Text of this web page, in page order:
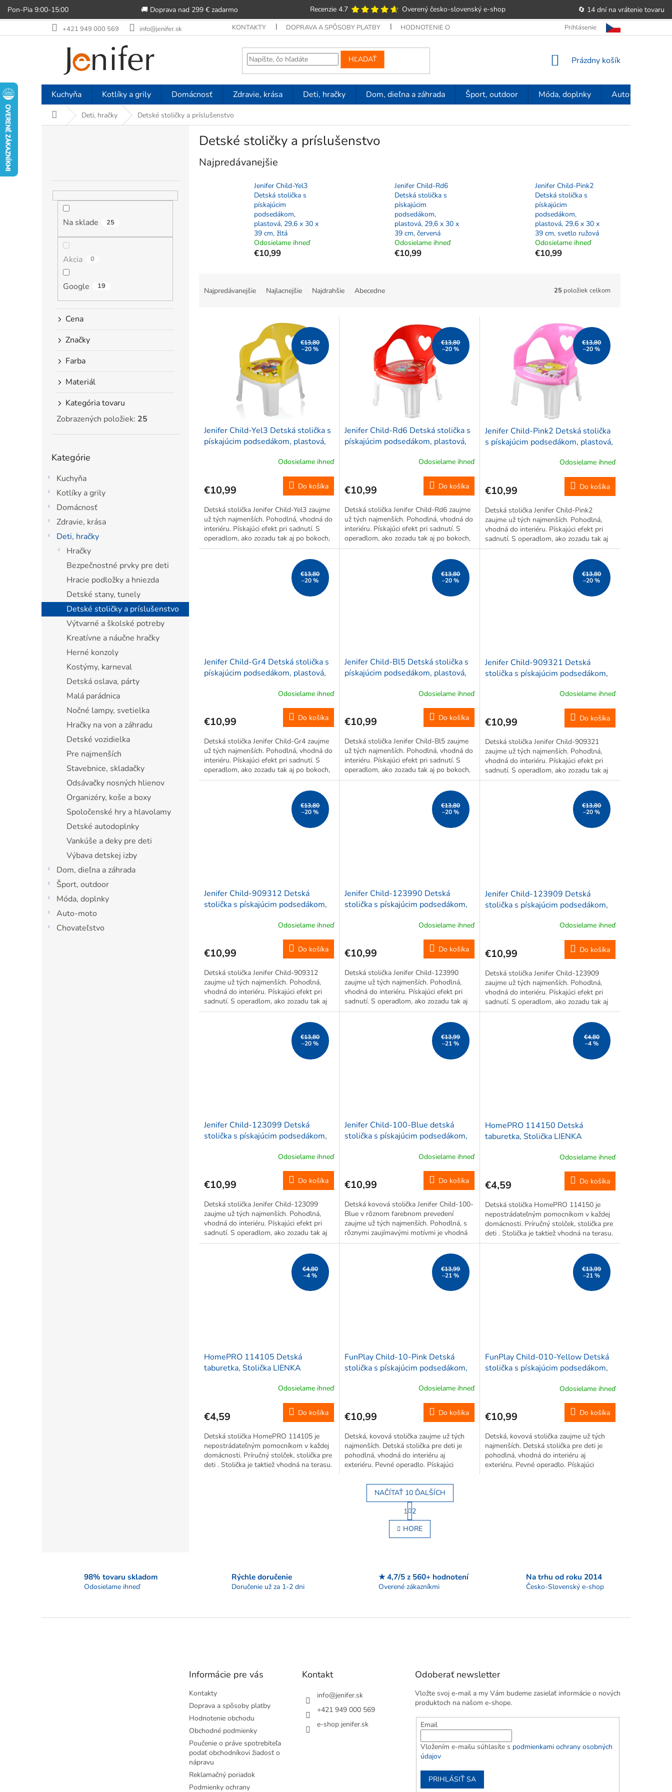
Pon-Pia 9:00-15:00 🚚 Doprava nad 299 € zadarmo Recenzie 4.7 Overený česko-slovenský e‑shop
🔄 14 dní na vrátenie tovaru
na
+421 949 000 569 info@jenifer.sk KONTAKTY DOPRAVA A SPÔSOBY PLATBY HODNOTENIE OBCHODU OBCHODNÉ PODMIENKY POUČENIE O PRÁVE
Prihlásenie
HĽADAŤ
NÁKUPNÝ
Prázdny košík
Kuchyňa Kotlíky a grily Domácnosť Zdravie, krása Deti, hračky Dom, dieľna a záhrada Šport, outdoor Móda, doplnky Auto-moto
DomovDeti, hračky Detské stoličky a príslušenstvo
Na sklade 25
Akcia 0
Google 19
Cena
Značky
Farba
Materiál
Kategória tovaru
Zobrazených položiek: 25
kategórie
Kategórie
Kuchyňa
Kotlíky a grily
Domácnosť
Zdravie, krása
Deti, hračky
Hračky
Bezpečnostné prvky pre deti
Hracie podložky a hniezda
Detské stany, tunely
Detské stoličky a príslušenstvo
Výtvarné a školské potreby
Kreatívne a náučne hračky
Herné konzoly
Kostýmy, karneval
Detská oslava, párty
Malá parádnica
Nočné lampy, svetielka
Hračky na von a záhradu
Detské vozidielka
Pre najmenších
Stavebnice, skladačky
Odsávačky nosných hlienov
Organizéry, koše a boxy
Spoločenské hry a hlavolamy
Detské autodoplnky
Vankúše a deky pre deti
Výbava detskej izby
Dom, dieľna a záhrada
Šport, outdoor
Móda, doplnky
Auto-moto
Chovateľstvo
Detské stoličky a príslušenstvo
Najpredávanejšie
Jenifer Child-Yel3
Detská stolička s
pískajúcim
podsedákom,
plastová, 29,6 x 30 x
39 cm, žltá
Odosielame ihneď
€10,99
Jenifer Child-Rd6
Detská stolička s
pískajúcim
podsedákom,
plastová, 29,6 x 30 x
39 cm, červená
Odosielame ihneď
€10,99
Jenifer Child-Pink2
Detská stolička s
pískajúcim
podsedákom,
plastová, 29,6 x 30 x
39 cm, svetlo ružová
Odosielame ihneď
€10,99
Najpredávanejšie Najlacnejšie Najdrahšie Abecedne 25 položiek celkom
€13,80
–20 %
Jenifer Child-Yel3 Detská stolička s
pískajúcim podsedákom, plastová,
Odosielame ihneď
€10,99 Do košíka
Detská stolička Jenifer Child-Yel3 zaujme
už tých najmenších. Pohodlná, vhodná do
interiéru. Pískajúci efekt pri sadnutí. S
operadlom, ako zozadu tak aj po bokoch,
takže predídete nechceným pádom.
€13,80
–20 %
Jenifer Child-Rd6 Detská stolička s
pískajúcim podsedákom, plastová,
Odosielame ihneď
€10,99 Do košíka
Detská stolička Jenifer Child-Rd6 zaujme
už tých najmenších. Pohodlná, vhodná do
interiéru. Pískajúci efekt pri sadnutí. S
operadlom, ako zozadu tak aj po bokoch,
takže predídete nechceným pádom.
€13,80
–20 %
Jenifer Child-Pink2 Detská stolička
s pískajúcim podsedákom, plastová,
Odosielame ihneď
€10,99 Do košíka
Detská stolička Jenifer Child-Pink2
zaujme už tých najmenších. Pohodlná,
vhodná do interiéru. Pískajúci efekt pri
sadnutí. S operadlom, ako zozadu tak aj
po bokoch, takže predídete nechceným
pádom. *Motív na obrázku je len...
€13,80
–20 %
Jenifer Child-Gr4 Detská stolička s
pískajúcim podsedákom, plastová,
Odosielame ihneď
€10,99 Do košíka
Detská stolička Jenifer Child-Gr4 zaujme
už tých najmenších. Pohodlná, vhodná do
interiéru. Pískajúci efekt pri sadnutí. S
operadlom, ako zozadu tak aj po bokoch,
takže predídete nechceným pádom.
€13,80
–20 %
Jenifer Child-Bl5 Detská stolička s
pískajúcim podsedákom, plastová,
Odosielame ihneď
€10,99 Do košíka
Detská stolička Jenifer Child-Bl5 zaujme
už tých najmenších. Pohodlná, vhodná do
interiéru. Pískajúci efekt pri sadnutí. S
operadlom, ako zozadu tak aj po bokoch,
takže predídete nechceným pádom.
€13,80
–20 %
Jenifer Child-909321 Detská
stolička s pískajúcim podsedákom,
Odosielame ihneď
€10,99 Do košíka
Detská stolička Jenifer Child-909321
zaujme už tých najmenších. Pohodlná,
vhodná do interiéru. Pískajúci efekt pri
sadnutí. S operadlom, ako zozadu tak aj
po bokoch, takže predídete nechceným
pádom. *Motív na obrázku je len...
€13,80
–20 %
Jenifer Child-909312 Detská
stolička s pískajúcim podsedákom,
Odosielame ihneď
€10,99 Do košíka
Detská stolička Jenifer Child-909312
zaujme už tých najmenších. Pohodlná,
vhodná do interiéru. Pískajúci efekt pri
sadnutí. S operadlom, ako zozadu tak aj
po bokoch, takže predídete nechceným
pádom. *Motív na obrázku je len...
€13,80
–20 %
Jenifer Child-123990 Detská
stolička s pískajúcim podsedákom,
Odosielame ihneď
€10,99 Do košíka
Detská stolička Jenifer Child-123990
zaujme už tých najmenších. Pohodlná,
vhodná do interiéru. Pískajúci efekt pri
sadnutí. S operadlom, ako zozadu tak aj
po bokoch, takže predídete nechceným
pádom. *Motív na obrázku je len...
€13,80
–20 %
Jenifer Child-123909 Detská
stolička s pískajúcim podsedákom,
Odosielame ihneď
€10,99 Do košíka
Detská stolička Jenifer Child-123909
zaujme už tých najmenších. Pohodlná,
vhodná do interiéru. Pískajúci efekt pri
sadnutí. S operadlom, ako zozadu tak aj
po bokoch, takže predídete nechceným
pádom. *Motív na obrázku je len...
€13,80
–20 %
Jenifer Child-123099 Detská
stolička s pískajúcim podsedákom,
Odosielame ihneď
€10,99 Do košíka
Detská stolička Jenifer Child-123099
zaujme už tých najmenších. Pohodlná,
vhodná do interiéru. Pískajúci efekt pri
sadnutí. S operadlom, ako zozadu tak aj
po bokoch, takže predídete nechceným
pádom. *Motív na obrázku je len...
€13,99
–21 %
Jenifer Child-100-Blue detská
stolička s pískajúcim podsedákom,
Odosielame ihneď
€10,99 Do košíka
Detská kovová stolička Jenifer Child-100-
Blue v rôznom farebnom prevedení
zaujme už tých najmenších. Pohodlná, s
rôznymi zaujímavými motívmi je vhodná
do interiéru. Detičky zaujme hlavne
pískajúcim efektom pri sadnutí. Stolička...
€4,80
–4 %
HomePRO 114150 Detská
taburetka, Stolička LIENKA
Odosielame ihneď
€4,59 Do košíka
Detská stolička HomePRO 114150 je
nepostrádateľným pomocníkom v každej
domácnosti. Príručný stolček, stolička pre
deti . Stolička je taktiež vhodná na terasu.
€4,80
–4 %
HomePRO 114105 Detská
taburetka, Stolička LIENKA
Odosielame ihneď
€4,59 Do košíka
Detská stolička HomePRO 114105 je
nepostrádateľným pomocníkom v každej
domácnosti. Príručný stolček, stolička pre
deti . Stolička je taktiež vhodná na terasu.
€13,99
–21 %
FunPlay Child-10-Pink Detská
stolička s pískajúcim podsedákom,
Odosielame ihneď
€10,99 Do košíka
Detská, kovová stolička zaujme už tých
najmenších. Detská stolička pre deti je
pohodlná, vhodná do interiéru aj
exteriéru. Pevné operadlo. Pískajúci
€13,99
–21 %
FunPlay Child-010-Yellow Detská
stolička s pískajúcim podsedákom,
Odosielame ihneď
€10,99 Do košíka
Detská, kovová stolička zaujme už tých
najmenších. Detská stolička pre deti je
pohodlná, vhodná do interiéru aj
exteriéru. Pevné operadlo. Pískajúci
O
v
l
i
e
v
NAČÍTAŤ 10 ĎALŠÍCH
S
t
r
á
n
a
n
i
1 2
HORE
98% tovaru skladom
Odosielame ihneď
Rýchle doručenie
Doručenie už za 1-2 dni
★ 4,7/5 z 560+ hodnotení
Overené zákazníkmi
Na trhu od roku 2014
Česko-Slovenský e-shop
Informácie pre vás
Kontakty
Doprava a spôsoby platby
Hodnotenie obchodu
Obchodné podmienky
Poučenie o práve spotrebiteľa
podať obchodníkovi žiadosť o
nápravu
Reklamačný poriadok
Podmienky ochrany
Kontakt
info@jenifer.sk
+421 949 000 569
e-shop jenifer.sk
Odoberať newsletter
Vložte svoj e-mail a my Vám budeme zasielať informácie o nových
produktoch na našom e-shope.
Email
Vložením e-mailu súhlasíte s podmienkami ochrany osobných
údajov
PRIHLÁSIŤ SA